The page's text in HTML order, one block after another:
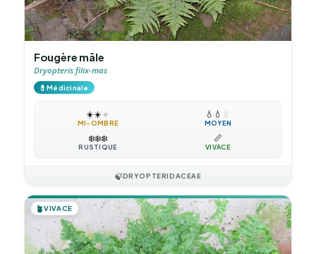
Fougère mâle
Dryopteris filix-mas
💊Médicinale
☀️☀️☀️
MI-OMBRE
💧 💧 💧
MOYEN
❄️❄️❄️
RUSTIQUE
📏
VIVACE
🍃DRYOPTERIDACEAE
🪴VIVACE